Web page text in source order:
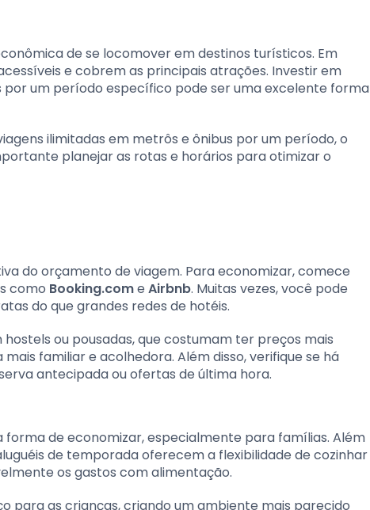
de se locomover em destinos turísticos. Em
e cobrem as principais atrações. Investir em
um período específico pode ser uma excelente forma
ilimitadas em metrôs e ônibus por um período, o
planejar as rotas e horários para otimizar o
do orçamento de viagem. Para economizar, comece
como Booking.come Airbnb. Muitas vezes, você pode
do que grandes redes de hotéis.
ou pousadas, que costumam ter preços mais
familiar e acolhedora. Além disso, verifique se há
antecipada ou ofertas de última hora.
de economizar, especialmente para famílias. Além
de temporada oferecem a flexibilidade de cozinhar
os gastos com alimentação.
para as crianças, criando um ambiente mais parecido